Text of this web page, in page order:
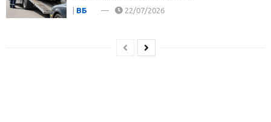
| ВБ 22/07/2026